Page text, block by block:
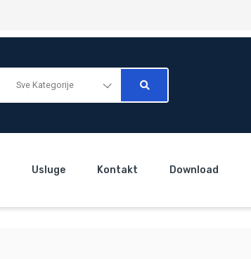
Sve Kategorije
Usluge Kontakt Download